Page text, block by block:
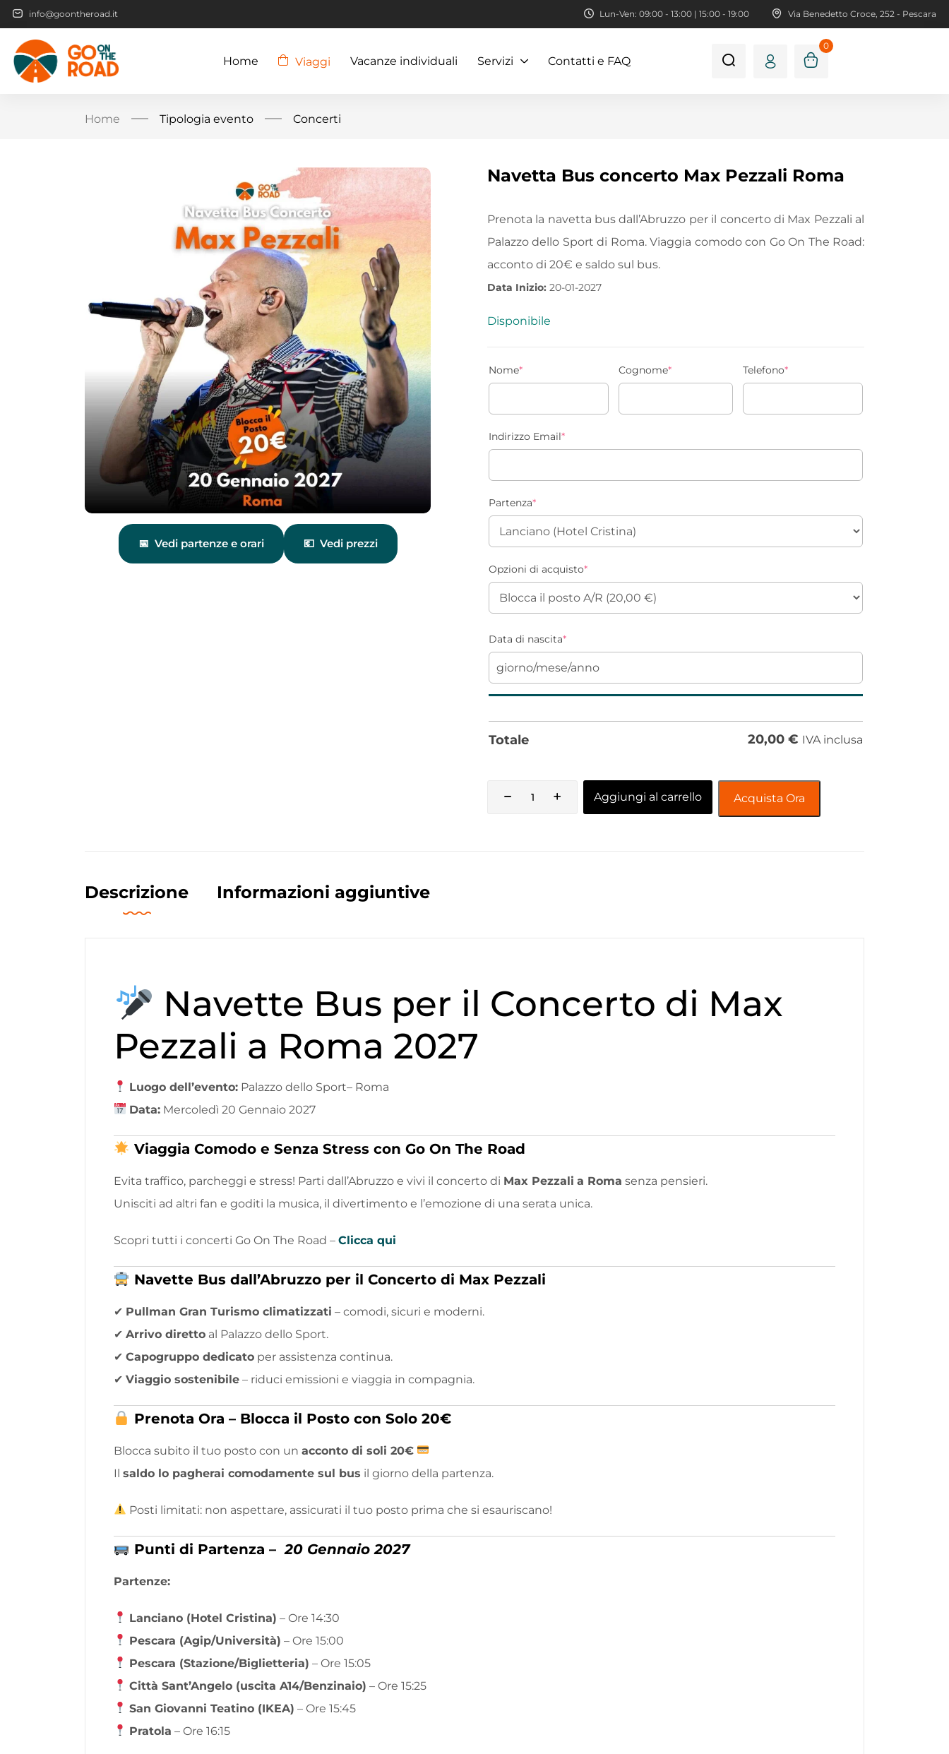
info@goontheroad.it Lun-Ven: 09:00 - 13:00 | 15:00 - 19:00 Via Benedetto Croce, 252 - Pescara
Home Viaggi Vacanze individuali Servizi Contatti e FAQ
0
Home Tipologia evento Concerti
Vedi partenze e orari Vedi prezzi
Navetta Bus concerto Max Pezzali Roma
Prenota la navetta bus dall’Abruzzo per il concerto di Max Pezzali al
Palazzo dello Sport di Roma. Viaggia comodo con Go On The Road:
acconto di 20€ e saldo sul bus.
Data Inizio: 20-01-2027
Disponibile
Nome* Cognome* Telefono*
Indirizzo Email*
Partenza*
Opzioni di acquisto*
Data di nascita*
Totale 20,00 € IVA inclusa
Aggiungi al carrello Acquista Ora
Descrizione Informazioni aggiuntive
Navette Bus per il Concerto di Max
Pezzali a Roma 2027
Luogo dell’evento: Palazzo dello Sport– Roma
Data: Mercoledì 20 Gennaio 2027
Viaggia Comodo e Senza Stress con Go On The Road
Evita traffico, parcheggi e stress! Parti dall’Abruzzo e vivi il concerto di Max Pezzali a Roma senza pensieri.
Unisciti ad altri fan e goditi la musica, il divertimento e l’emozione di una serata unica.
Scopri tutti i concerti Go On The Road – Clicca qui
Navette Bus dall’Abruzzo per il Concerto di Max Pezzali
✔ Pullman Gran Turismo climatizzati – comodi, sicuri e moderni.
✔ Arrivo diretto al Palazzo dello Sport.
✔ Capogruppo dedicato per assistenza continua.
✔ Viaggio sostenibile – riduci emissioni e viaggia in compagnia.
Prenota Ora – Blocca il Posto con Solo 20€
Blocca subito il tuo posto con un acconto di soli 20€
Il saldo lo pagherai comodamente sul bus il giorno della partenza.
Posti limitati: non aspettare, assicurati il tuo posto prima che si esauriscano!
Punti di Partenza – 20 Gennaio 2027
Partenze:
Lanciano (Hotel Cristina) – Ore 14:30
Pescara (Agip/Università) – Ore 15:00
Pescara (Stazione/Biglietteria) – Ore 15:05
Città Sant’Angelo (uscita A14/Benzinaio) – Ore 15:25
San Giovanni Teatino (IKEA) – Ore 15:45
Pratola – Ore 16:15